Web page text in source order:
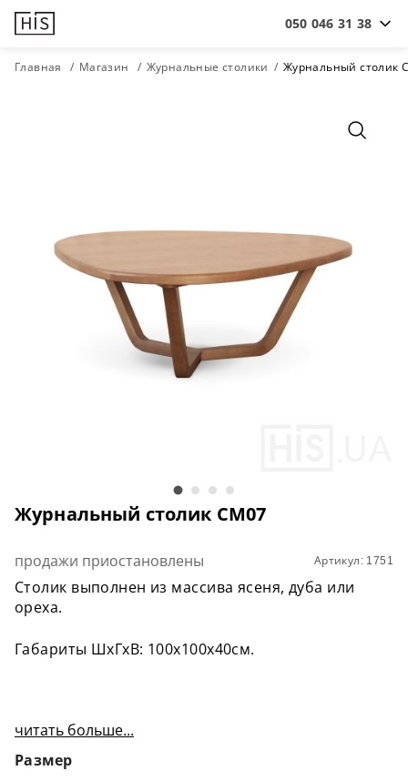
050 046 31 38
Главная Магазин Журнальные столики Журнальный столик
Журнальный столик СМ07
Артикул: 1751
продажи приостановлены
Столик выполнен из массива ясеня, дуба или
ореха.
Габариты ШхГхВ: 100х100х40см.
читать больше...
Размер